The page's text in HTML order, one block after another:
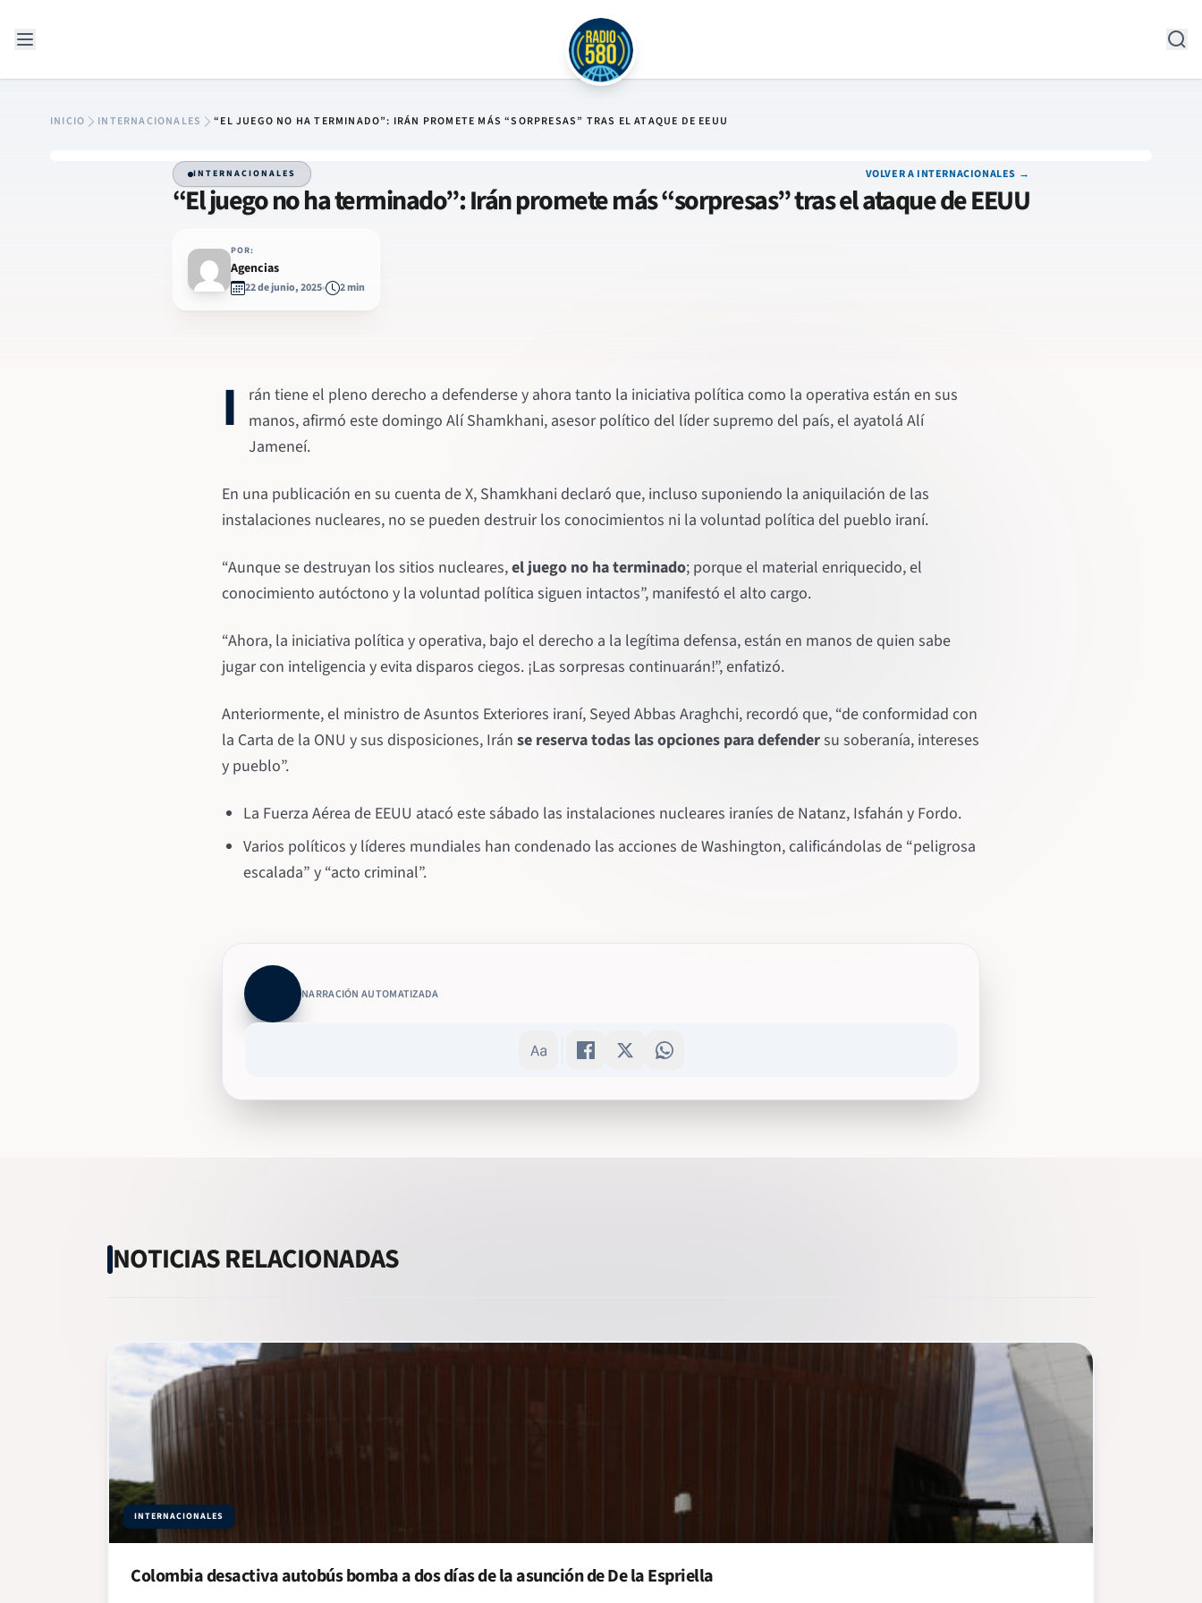
INICIO INTERNACIONALES “EL JUEGO NO HA TERMINADO”: IRÁN PROMETE MÁS “SORPRESAS” TRAS EL ATAQUE DE EEUU
INTERNACIONALES VOLVER A INTERNACIONALES →
“El juego no ha terminado”: Irán promete más “sorpresas” tras el ataque de EEUU
POR:
Agencias
22 de junio, 2025 2 min
I
rán tiene el pleno derecho a defenderse y ahora tanto la iniciativa política como la operativa están en sus
manos, afirmó este domingo Alí Shamkhani, asesor político del líder supremo del país, el ayatolá Alí
Jameneí.
En una publicación en su cuenta de X, Shamkhani declaró que, incluso suponiendo la aniquilación de las
instalaciones nucleares, no se pueden destruir los conocimientos ni la voluntad política del pueblo iraní.
“Aunque se destruyan los sitios nucleares,el juego no ha terminado; porque el material enriquecido, el
conocimiento autóctono y la voluntad política siguen intactos”, manifestó el alto cargo.
“Ahora, la iniciativa política y operativa, bajo el derecho a la legítima defensa, están en manos de quien sabe
jugar con inteligencia y evita disparos ciegos. ¡Las sorpresas continuarán!”, enfatizó.
Anteriormente, el ministro de Asuntos Exteriores iraní, Seyed Abbas Araghchi, recordó que, “de conformidad con
la Carta de la ONU y sus disposiciones, Irán se reserva todas las opciones para defendersu soberanía, intereses
y pueblo”.
La Fuerza Aérea de EEUU atacó este sábado las instalaciones nucleares iraníes de Natanz, Isfahán y Fordo.
Varios políticos y líderes mundiales han condenado las acciones de Washington, calificándolas de “peligrosa
escalada” y “acto criminal”.
NARRACIÓN AUTOMATIZADA
NOTICIAS RELACIONADAS
INTERNACIONALES
Colombia desactiva autobús bomba a dos días de la asunción de De la Espriella